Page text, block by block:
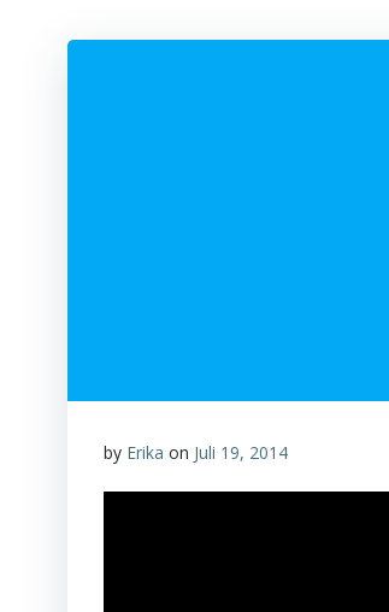
by Erika on Juli 19, 2014